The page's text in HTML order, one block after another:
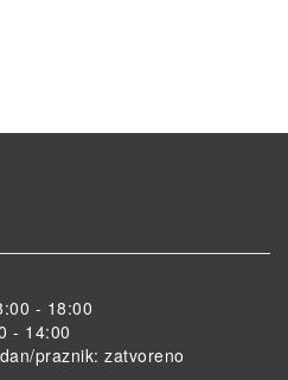
- 18:00
- 14:00
praznik: zatvoreno